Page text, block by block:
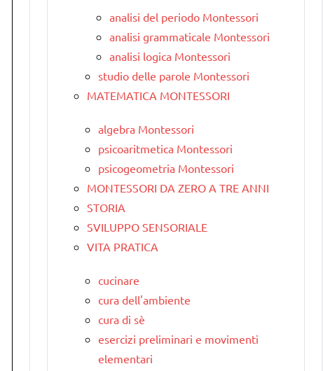
analisi del periodo Montessori
analisi grammaticale Montessori
analisi logica Montessori
studio delle parole Montessori
MATEMATICA MONTESSORI
algebra Montessori
psicoaritmetica Montessori
psicogeometria Montessori
MONTESSORI DA ZERO A TRE ANNI
STORIA
SVILUPPO SENSORIALE
VITA PRATICA
cucinare
cura dell'ambiente
cura di sè
esercizi preliminari e movimenti
elementari